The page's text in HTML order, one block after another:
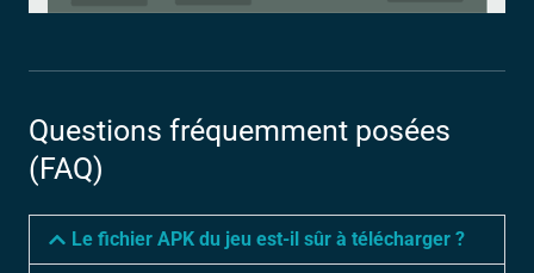
Questions fréquemment posées
(FAQ)
Le fichier APK du jeu est-il sûr à télécharger ?